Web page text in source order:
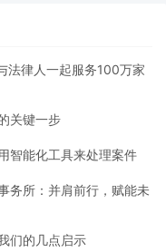
法律人一起服务100万家
关键一步
智能化工具来处理案件
务所：并肩前行，赋能未
们的几点启示